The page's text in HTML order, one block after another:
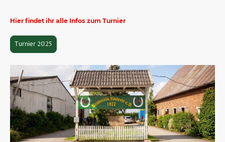
Hier findet ihr alle Infos zum Turnier
Turnier 2025